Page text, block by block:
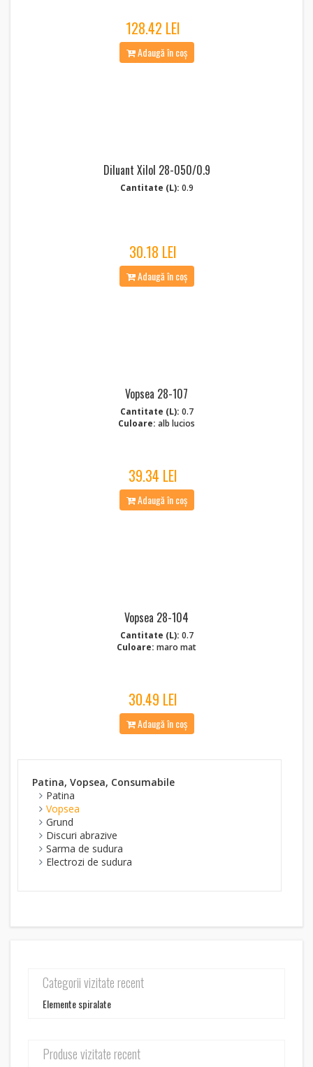
128.42 LEI
Adaugă în coș
Diluant Xilol 28-050/0.9
Cantitate (L): 0.9
30.18 LEI
Adaugă în coș
Vopsea 28-107
Cantitate (L): 0.7
Culoare: alb lucios
39.34 LEI
Adaugă în coș
Vopsea 28-104
Cantitate (L): 0.7
Culoare: maro mat
30.49 LEI
Adaugă în coș
Patina, Vopsea, Consumabile
Patina
Vopsea
Grund
Discuri abrazive
Sarma de sudura
Electrozi de sudura
Categorii vizitate recent
Elemente spiralate
Produse vizitate recent